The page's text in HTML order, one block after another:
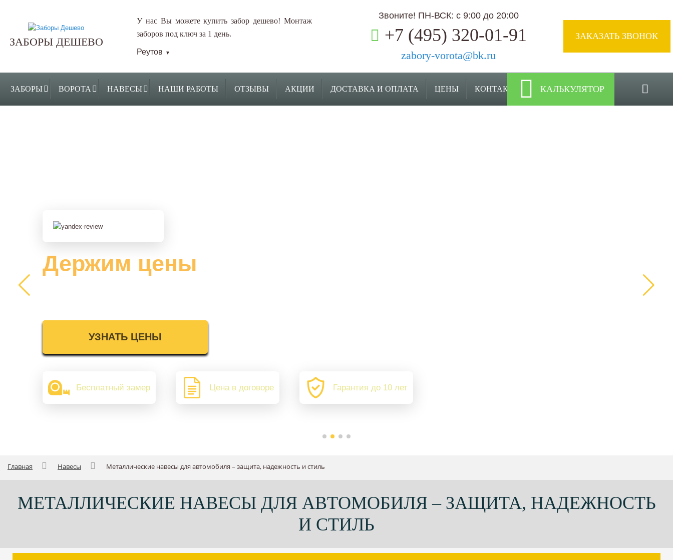
ЗАБОРЫ ДЕШЕВО
У нас Вы можете купить забор дешево! Монтаж
заборов под ключ за 1 день.
Реутов ▼
Звоните! ПН-ВСК: с 9:00 до 20:00
+7 (495) 320-01-91
zabory-vorota@bk.ru
ЗАКАЗАТЬ ЗВОНОК
ЗАБОРЫ ВОРОТА НАВЕСЫ НАШИ РАБОТЫ ОТЗЫВЫ АКЦИИ ДОСТАВКА И ОПЛАТА ЦЕНЫ КОНТАКТЫ КАЛЬКУЛЯТОР
Держим цены
УЗНАТЬ ЦЕНЫ
Бесплатный замер Цена в договоре Гарантия до 10 лет
Главная Навесы Металлические навесы для автомобиля – защита, надежность и стиль
МЕТАЛЛИЧЕСКИЕ НАВЕСЫ ДЛЯ АВТОМОБИЛЯ – ЗАЩИТА, НАДЕЖНОСТЬ
И СТИЛЬ